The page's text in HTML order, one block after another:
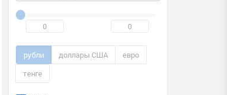
рубли доллары США
евро
тенге